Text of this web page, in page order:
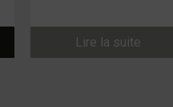
Lire la suite